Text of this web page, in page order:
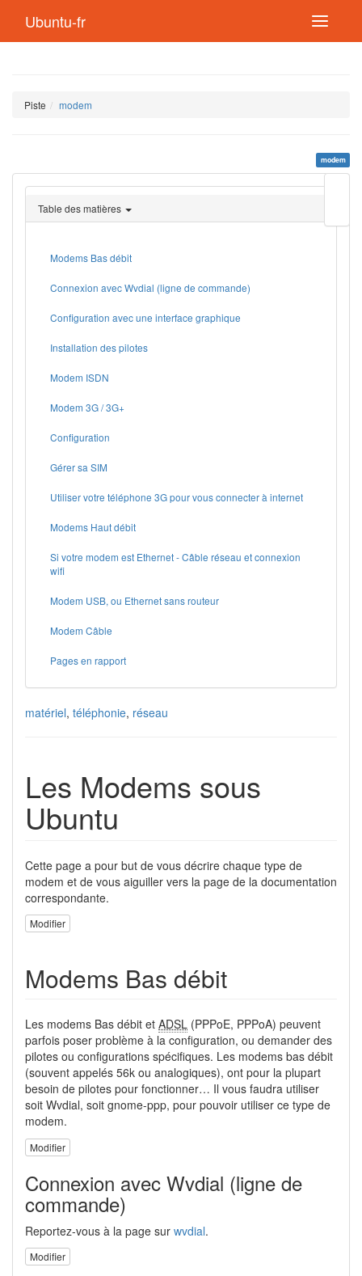
Ubuntu-fr
Piste modem
modem
page
Table des matières
Modems Bas débit
Connexion avec Wvdial (ligne de commande)
Configuration avec une interface graphique
Installation des pilotes
Modem ISDN
Modem 3G / 3G+
Configuration
Gérer sa SIM
Utiliser votre téléphone 3G pour vous connecter à internet
Modems Haut débit
Si votre modem est Ethernet - Câble réseau et connexion
wifi
Modem USB, ou Ethernet sans routeur
Modem Câble
Pages en rapport
matériel, téléphonie, réseau
Les Modems sous
Ubuntu
Cette page a pour but de vous décrire chaque type de
modem et de vous aiguiller vers la page de la documentation
correspondante.
Modifier
Modems Bas débit
Les modems Bas débit et ADSL (PPPoE, PPPoA) peuvent
parfois poser problème à la configuration, ou demander des
pilotes ou configurations spécifiques. Les modems bas débit
(souvent appelés 56k ou analogiques), ont pour la plupart
besoin de pilotes pour fonctionner… Il vous faudra utiliser
soit Wvdial, soit gnome-ppp, pour pouvoir utiliser ce type de
modem.
Modifier
Connexion avec Wvdial (ligne de
commande)
Reportez-vous à la page sur wvdial.
Modifier